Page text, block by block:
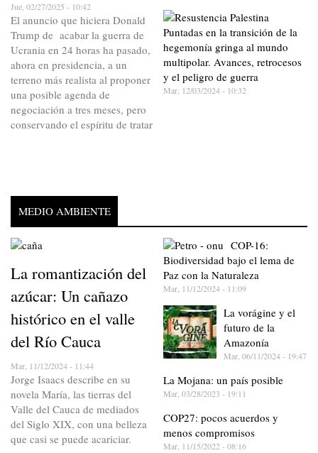
Jue, 02/27/2025 - 10:42
El anuncio que hiciera Donald
Trump de acabar la guerra de
Ucrania en 24 horas ha pasado,
ahora en presidencia, a un
terreno más realista al proponer
una posible agenda de
negociación a tres meses, pero
conservando el espíritu de tratar
Puntadas en la transición de la
hegemonía gringa al mundo
multipolar. Avances, retrocesos
y el peligro de guerra
Mar, 12/03/2024 - 10:32
MEDIO AMBIENTE
La romantización del
azúcar: Un cañazo
histórico en el valle
del Río Cauca
Mar, 11/12/2024 - 11:44
Jorge Isaacs describe en su
novela María, las tierras del
Valle del Cauca de mediados
del Siglo XIX, con una belleza
que casi se puede acariciar.
COP-16:
Biodiversidad bajo el lema de
Paz con la Naturaleza
Mar, 11/12/2024 - 11:09
La vorágine y el
futuro de la
Amazonía
Mar, 06/11/2024 - 19:47
La Mojana: un país posible
Mar, 03/28/2023 - 19:11
COP27: pocos acuerdos y
menos compromisos
Mar, 11/15/2022 - 08:16